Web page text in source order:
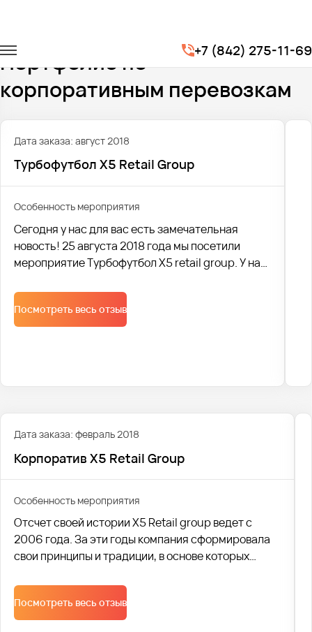
+7 (842) 275-11-69
Корпоративные перевозки
Портфолио по
корпоративным перевозкам
Дата заказа: август 2018
Турбофутбол X5 Retail Group
Особенность мероприятия
Сегодня у нас для вас есть замечательная
новость! 25 августа 2018 года мы посетили
мероприятие Турбофутбол X5 retail group. У нас
порадовать!
Посмотреть весь отзыв
Дата заказа: февраль 2018
Корпоратив X5 Retail Group
Особенность мероприятия
Отсчет своей истории X5 Retail group ведет с
2006 года. За эти годы компания сформировала
свои принципы и традиции, в основе которых
удовлетворение потребностей всех слоев
населения. В настоящее время X5 Retail group
является одной из крупнейших российских
Посмотреть весь отзыв